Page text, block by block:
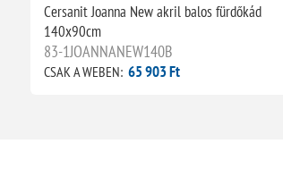
Cersanit Joanna New akril balos fürdőkád
140x90cm
83-1JOANNANEW140B
CSAK A WEBEN: 65 903 Ft